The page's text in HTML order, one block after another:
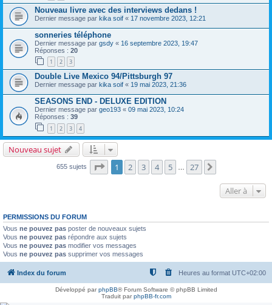
Nouveau livre avec des interviews dedans !
Dernier message par kika soif « 17 novembre 2023, 12:21
sonneries téléphone
Dernier message par gsdy « 16 septembre 2023, 19:47
Réponses : 20
1 2 3
Double Live Mexico 94/Pittsburgh 97
Dernier message par kika soif « 19 mai 2023, 21:36
SEASONS END - DELUXE EDITION
Dernier message par geo193 « 09 mai 2023, 10:24
Réponses : 39
1 2 3 4
Nouveau sujet
655 sujets Page sur27
1 2 3 4 5 27
Aller à
PERMISSIONS DU FORUM
Vous ne pouvez pas poster de nouveaux sujets
Vous ne pouvez pas répondre aux sujets
Vous ne pouvez pas modifier vos messages
Vous ne pouvez pas supprimer vos messages
Index du forum Heures au format UTC+02:00
Développé parphpBB® Forum Software © phpBB Limited
Traduit parphpBB-fr.com